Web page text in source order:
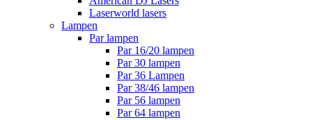
Laserworld lasers
Lampen
Par lampen
Par 16/20 lampen
Par 30 lampen
Par 36 Lampen
Par 38/46 lampen
Par 56 lampen
Par 64 lampen